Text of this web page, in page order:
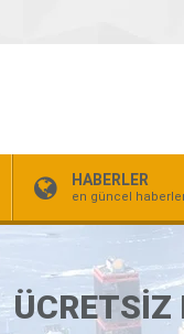
HABERLER
en güncel
ÜCRETSİZ